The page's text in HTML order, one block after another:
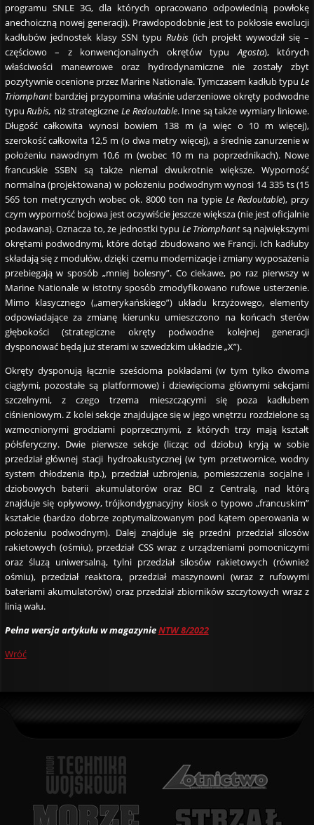
programu SNLE 3G, dla których opracowano odpowiednią powłokę
anechoiczną nowej generacji). Prawdopodobnie jest to pokłosie ewolucji
kadłubów jednostek klasy SSN typuRubis (ich projekt wywodził się –
częściowo – z konwencjonalnych okrętów typu Agosta), których
właściwości manewrowe oraz hydrodynamiczne nie zostały zbyt
pozytywnie ocenione przez Marine Nationale. Tymczasem kadłub typuLe
Triomphantbardziej przypomina właśnie uderzeniowe okręty podwodne
typuRubis, niż strategiczne Le Redoutable. Inne są także wymiary liniowe.
Długość całkowita wynosi bowiem 138 m (a więc o 10 m więcej),
szerokość całkowita 12,5 m (o dwa metry więcej), a średnie zanurzenie w
położeniu nawodnym 10,6 m (wobec 10 m na poprzednikach). Nowe
francuskie SSBN są także niemal dwukrotnie większe. Wyporność
normalna (projektowana) w położeniu podwodnym wynosi 14 335 ts (15
565 ton metrycznych wobec ok. 8000 ton na typieLe Redoutable), przy
czym wyporność bojowa jest oczywiście jeszcze większa (nie jest oficjalnie
podawana). Oznacza to, że jednostki typu Le Triomphantsą największymi
okrętami podwodnymi, które dotąd zbudowano we Francji. Ich kadłuby
składają się z modułów, dzięki czemu modernizacje i zmiany wyposażenia
przebiegają w sposób „mniej bolesny”. Co ciekawe, po raz pierwszy w
Marine Nationale w istotny sposób zmodyfikowano rufowe usterzenie.
Mimo klasycznego („amerykańskiego”) układu krzyżowego, elementy
odpowiadające za zmianę kierunku umieszczono na końcach sterów
głębokości (strategiczne okręty podwodne kolejnej generacji
dysponować będą już sterami w szwedzkim układzie „X”).
Okręty dysponują łącznie sześcioma pokładami (w tym tylko dwoma
ciągłymi, pozostałe są platformowe) i dziewięcioma głównymi sekcjami
szczelnymi, z czego trzema mieszczącymi się poza kadłubem
ciśnieniowym. Z kolei sekcje znajdujące się w jego wnętrzu rozdzielone są
wzmocnionymi grodziami poprzecznymi, z których trzy mają kształt
półsferyczny. Dwie pierwsze sekcje (licząc od dziobu) kryją w sobie
przedział głównej stacji hydroakustycznej (w tym przetwornice, wodny
system chłodzenia itp.), przedział uzbrojenia, pomieszczenia socjalne i
dziobowych baterii akumulatorów oraz BCI z Centralą, nad którą
znajduje się opływowy, trójkondygnacyjny kiosk o typowo „francuskim”
kształcie (bardzo dobrze zoptymalizowanym pod kątem operowania w
położeniu podwodnym). Dalej znajduje się przedni przedział silosów
rakietowych (ośmiu), przedział CSS wraz z urządzeniami pomocniczymi
oraz śluzą uniwersalną, tylni przedział silosów rakietowych (również
ośmiu), przedział reaktora, przedział maszynowni (wraz z rufowymi
bateriami akumulatorów) oraz przedział zbiorników szczytowych wraz z
linią wału.
Pełna wersja artykułu w magazynieNTW 8/2022
Wróć